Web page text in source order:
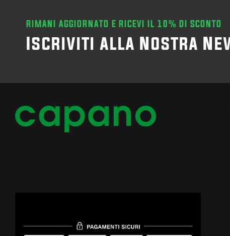
RIMANI AGGIORNATO E RICEVI IL 10% DI SCONTO
Iscriviti alla Nostra